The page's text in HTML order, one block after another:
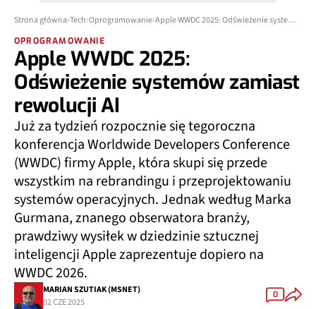
Strona główna Tech Oprogramowanie Apple WWDC 2025: Odświeżenie systemów zamiast rewolucji AI
OPROGRAMOWANIE
Apple WWDC 2025:
Odświeżenie systemów zamiast
rewolucji AI
Już za tydzień rozpocznie się tegoroczna
konferencja Worldwide Developers Conference
(WWDC) firmy Apple, która skupi się przede
wszystkim na rebrandingu i przeprojektowaniu
systemów operacyjnych. Jednak według Marka
Gurmana, znanego obserwatora branży,
prawdziwy wysiłek w dziedzinie sztucznej
inteligencji Apple zaprezentuje dopiero na
WWDC 2026.
MARIAN SZUTIAK (MSNET)
02 CZE 2025
0